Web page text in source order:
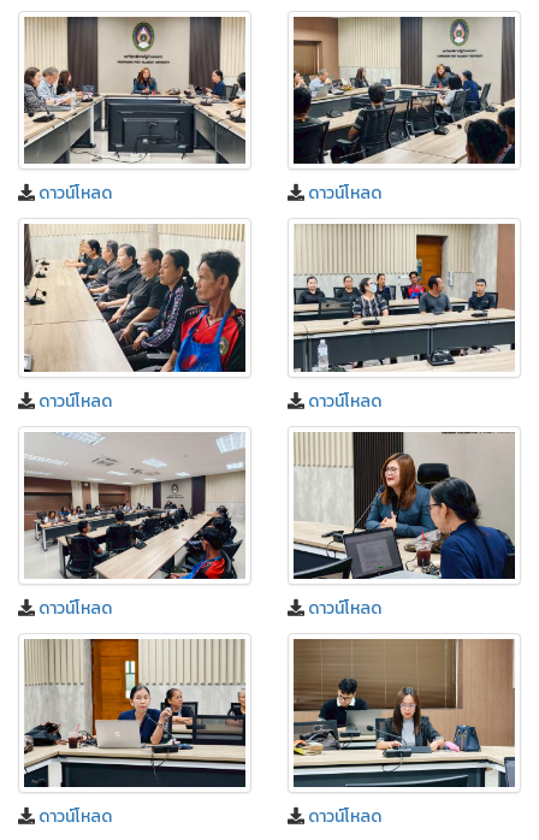
ดาวน์โหลด ดาวน์โหลด
ดาวน์โหลด ดาวน์โหลด
ดาวน์โหลด ดาวน์โหลด
ดาวน์โหลด ดาวน์โหลด